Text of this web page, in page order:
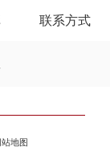
联系方式
站地图